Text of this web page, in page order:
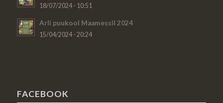
18/07/2024 - 10:51
Arli puukool Maamessil 2024
15/04/2024 - 20:24
FACEBOOK